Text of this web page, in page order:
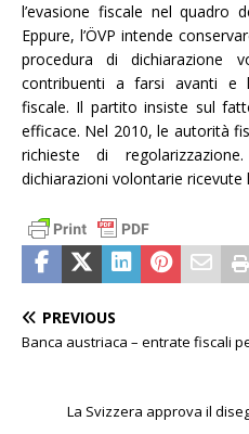
l’evasione fiscale nel quadro
Eppure, l’ÖVP intende
procedura di dichiarazione
contribuenti a farsi avanti e
fiscale. Il partito insiste sul
efficace. Nel 2010, le autorità
richieste di
dichiarazioni volontarie ricevute
PREVIOUS
Banca austriaca – entrate fiscali
La Svizzera approva il